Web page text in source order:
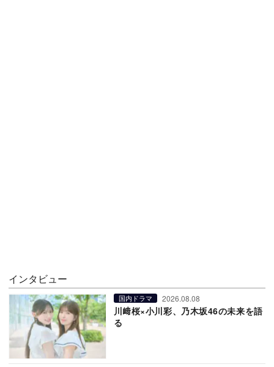
インタビュー
国内ドラマ 2026.08.08
川﨑桜×小川彩、乃木坂46の未来を語
る